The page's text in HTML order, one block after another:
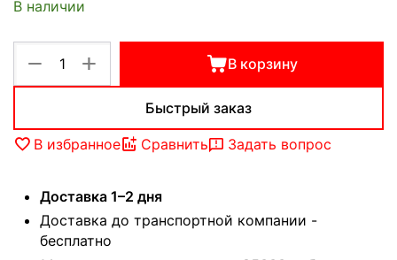
В наличии
+
− В корзину
Быстрый заказ
В избранное Сравнить Задать вопрос
Доставка 1–2 дня
Доставка до транспортной компании -
бесплатно